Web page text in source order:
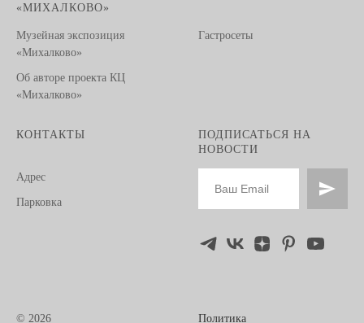
«МИХАЛКОВО»
Музейная экспозиция
«Михалково»
Об авторе проекта КЦ
«Михалково»
Гастросеты
КОНТАКТЫ
Адрес
Парковка
ПОДПИСАТЬСЯ НА
НОВОСТИ
© 2026 Политика